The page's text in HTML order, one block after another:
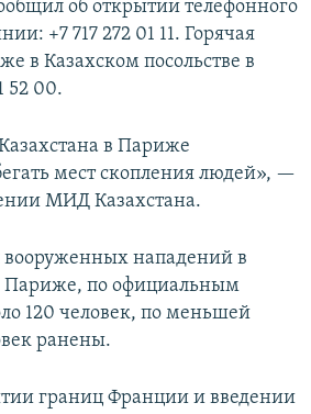
об открытии телефонного
+7 717 272 01 11. Горячая
в Казахском посольстве в
52 00.
в Париже
мест скопления людей», —
МИД Казахстана.
вооруженных нападений в
Париже, по официальным
120 человек, по меньшей
ранены.
границ Франции и введении